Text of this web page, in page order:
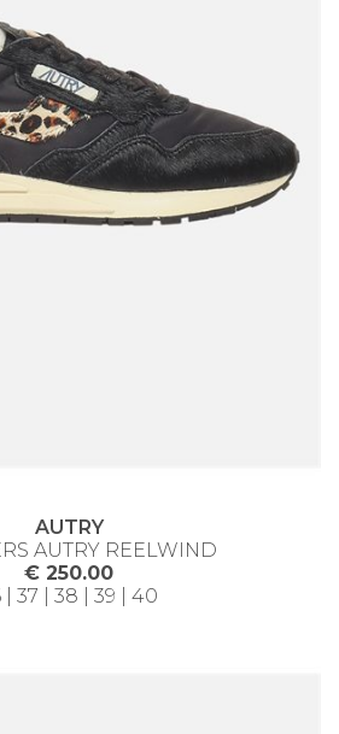
AUTRY
AUTRY REELWIND
€ 250.00
| 37 | 38 | 39 | 40